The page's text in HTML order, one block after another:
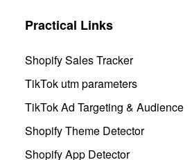
Practical Links
Shopify Sales Tracker
TikTok utm parameters
TikTok Ad Targeting & Audience
Shopify Theme Detector
Shopify App Detector